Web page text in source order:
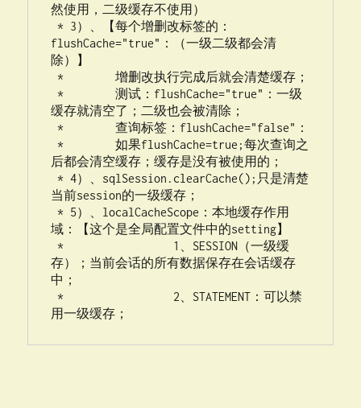
然使用，二级缓存不使用）
* 3）、【每个增删改标签的：
flushCache="true"：（一级二级都会清
除）】
* 	  增删改执行完成后就会清楚缓存；
* 	  测试：flushCache="true"：一级
缓存就清空了；二级也会被清除；
* 	  查询标签：flushCache="false"：
* 	  如果flushCache=true;每次查询之
后都会清空缓存；缓存是没有被使用的；
* 4）、sqlSession.clearCache();只是清楚
当前session的一级缓存；
* 5）、localCacheScope：本地缓存作用
域：【这个是全局配置文件中的setting】
*                 1、SESSION（一级缓
存）；当前会话的所有数据保存在会话缓存
中；
* 		   2、STATEMENT：可以禁
用一级缓存；